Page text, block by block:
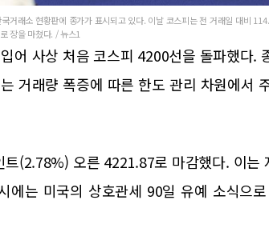
거래소 현황판에 종가가 표시되고 있다. 이날 코스피는 전 거래일 대비
장을 마쳤다. / 뉴스1
어 사상 처음 코스피 4200선을 돌파했다.
거래량 폭증에 따른 한도 관리 차원에서
(2.78%) 오른 4221.87로 마감했다. 이는
에는 미국의 상호관세 90일 유예 소식으